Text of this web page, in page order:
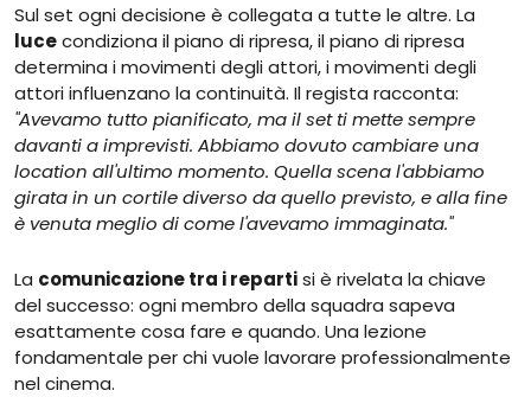
Sul set ogni decisione è collegata a tutte le altre. La
lucecondiziona il piano di ripresa, il piano di ripresa
determina i movimenti degli attori, i movimenti degli
attori influenzano la continuità. Il regista racconta:
"Avevamo tutto pianificato, ma il set ti mette sempre
davanti a imprevisti. Abbiamo dovuto cambiare una
location all'ultimo momento. Quella scena l'abbiamo
girata in un cortile diverso da quello previsto, e alla fine
è venuta meglio di come l'avevamo immaginata."
La comunicazione tra i repartisi è rivelata la chiave
del successo: ogni membro della squadra sapeva
esattamente cosa fare e quando. Una lezione
fondamentale per chi vuole lavorare professionalmente
nel cinema.